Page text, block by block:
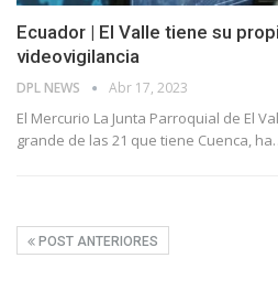
Ecuador | El Valle tiene su
videovigilancia
DPL NEWS Abr 17, 2023
El Mercurio La Junta Parroquial de El
grande de las 21 que tiene Cuenca, ha
POST ANTERIORES